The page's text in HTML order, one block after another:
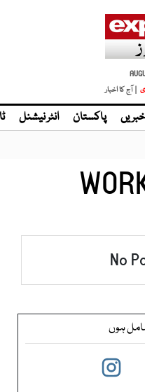
| آج کا اخبار
پاکستان انٹر نیشنل
No
ہوں